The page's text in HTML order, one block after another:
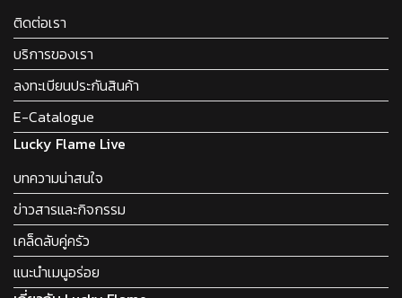
ติดต่อเรา
บริการของเรา
ลงทะเบียนประกันสินค้า
E-Catalogue
Lucky Flame Live
บทความน่าสนใจ
ข่าวสารและกิจกรรม
เคล็ดลับคู่ครัว
แนะนำเมนูอร่อย